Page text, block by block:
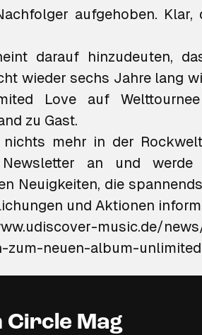
aufgehoben.
darauf hinzudeuten,
wieder sechs Jahre lang
Loveauf
zu Gast.
mehr in der
an und werde
Neuigkeiten, die
und Aktionen
music.de/
zum-neuen-album-
Circle Mag